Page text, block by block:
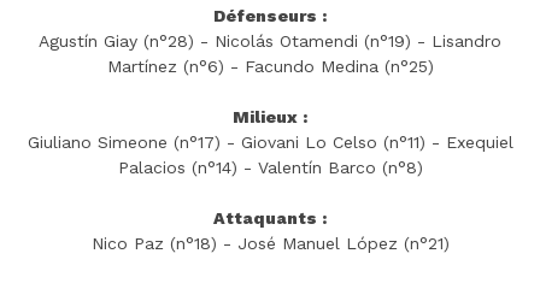
Défenseurs :
Agustín Giay (n°28) - Nicolás Otamendi (n°19) - Lisandro
Martínez (n°6) - Facundo Medina (n°25)
Milieux :
Giuliano Simeone (n°17) - Giovani Lo Celso (n°11) - Exequiel
Palacios (n°14) - Valentín Barco (n°8)
Attaquants :
Nico Paz (n°18) - José Manuel López (n°21)